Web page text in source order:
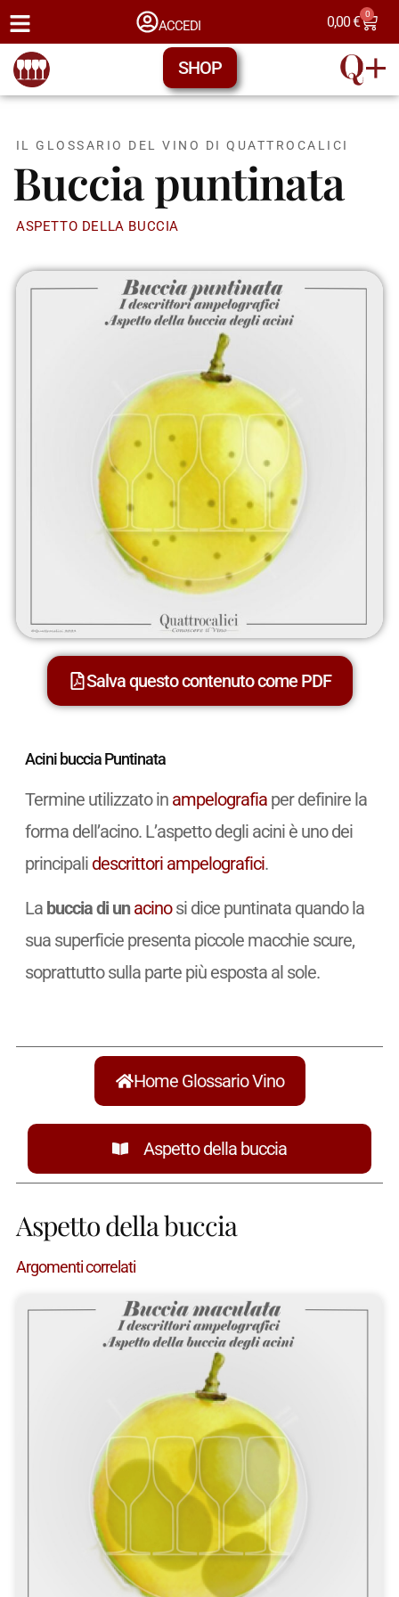
ACCEDI 0,00€ 0
SHOP
IL GLOSSARIO DEL VINO DI QUATTROCALICI
Buccia puntinata
ASPETTO DELLA BUCCIA
Salva questo contenuto come PDF
Acini buccia Puntinata
Termine utilizzato in ampelografia per definire la
forma dell’acino. L’aspetto degli acini è uno dei
principali descrittori ampelografici.
Labuccia di unacinosi dice puntinata quando la
sua superficie presenta piccole macchie scure,
soprattutto sulla parte più esposta al sole.
Home Glossario Vino
Aspetto della buccia
Aspetto della buccia
Argomenti correlati